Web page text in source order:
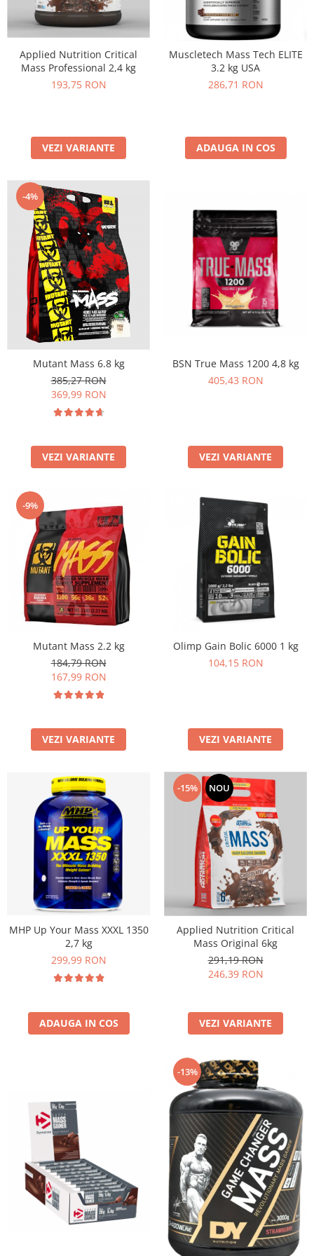
Under Armour
Universal
Weider
Applied Nutrition Critical
Mass Professional 2,4 kg
193,75 RON
VEZI VARIANTE
Muscletech Mass Tech ELITE
3.2 kg USA
286,71 RON
ADAUGA IN COS
-4%
Mutant Mass 6.8 kg
385,27 RON
369,99 RON
VEZI VARIANTE
BSN True Mass 1200 4,8 kg
405,43 RON
VEZI VARIANTE
-9%
Mutant Mass 2.2 kg
184,79 RON
167,99 RON
VEZI VARIANTE
Olimp Gain Bolic 6000 1 kg
104,15 RON
VEZI VARIANTE
MHP Up Your Mass XXXL 1350
2,7 kg
299,99 RON
ADAUGA IN COS
-15% NOU
Applied Nutrition Critical
Mass Original 6kg
291,19 RON
246,39 RON
VEZI VARIANTE
-13%